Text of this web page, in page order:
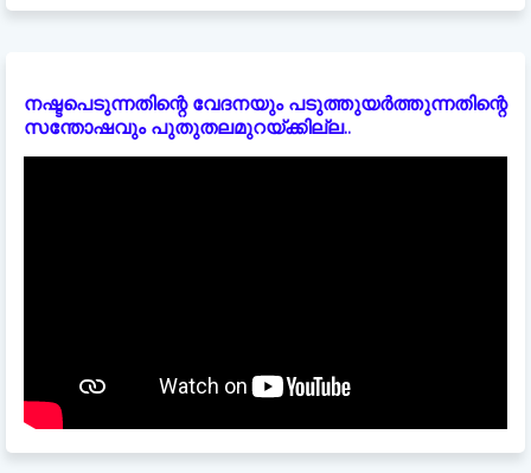
നഷ്ടപെടുന്നതിന്റെ വേദനയും പടുത്തുയർത്തുന്നതിന്റെ
സന്തോഷവും പുതുതലമുറയ്ക്കില്ല..